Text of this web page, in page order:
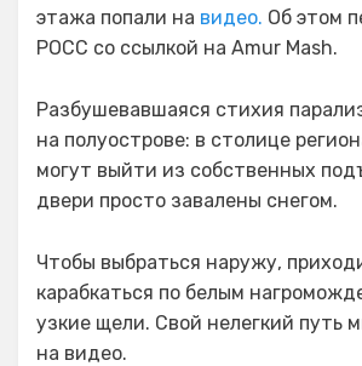
этажа попали на видео. Об этом
РОСС со ссылкой на Amur Mash.
Разбушевавшаяся стихия
на полуострове: в столице
могут выйти из собственных
двери просто завалены снегом.
Чтобы выбраться наружу,
карабкаться по белым
узкие щели. Свой нелегкий путь
на видео.